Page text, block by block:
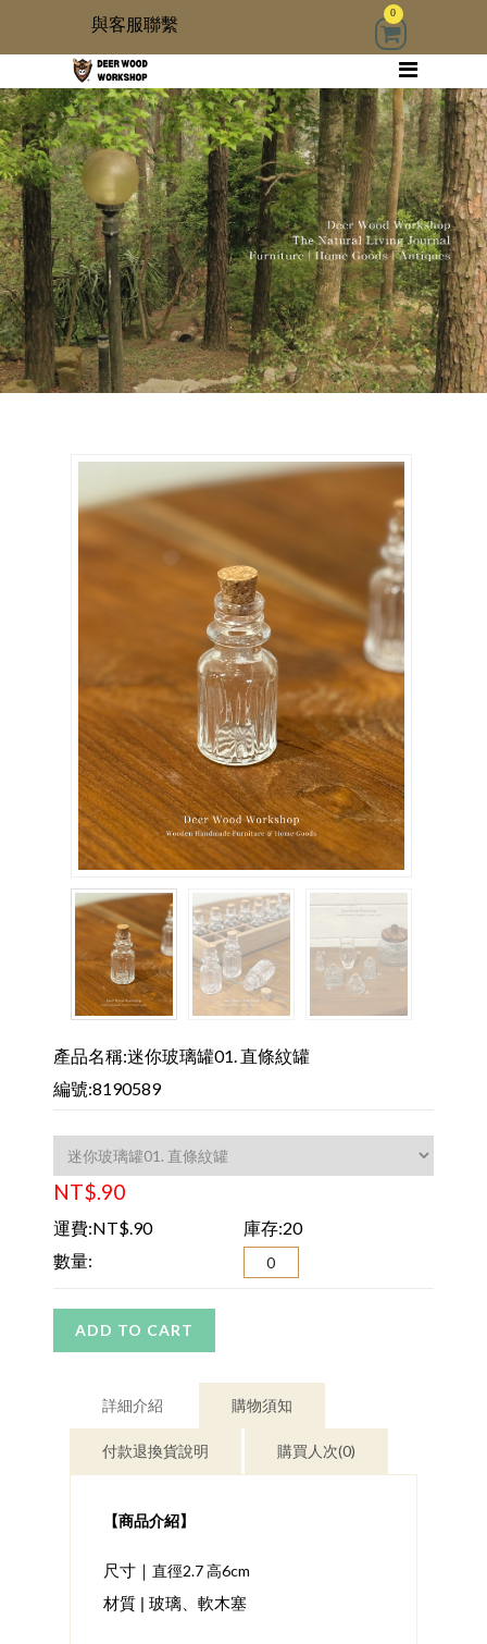
家具
木雜貨
生活器具
古物道具
居家修繕道具材料
關於我們
與客服聯繫
0
產品名稱:迷你玻璃罐01. 直條紋罐
編號:8190589
NT$.90
運費:NT$.90
庫存:20
數量:
ADD TO CART
詳細介紹 購物須知
付款退換貨說明 購買人次(0)
【商品介紹】
尺寸｜ 直徑2.7 高6cm
材質 | 玻璃、軟木塞